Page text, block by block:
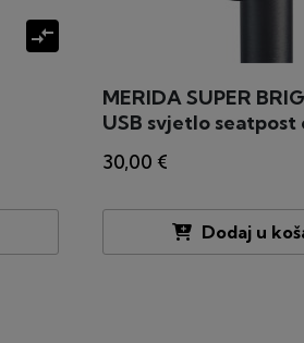
compare_arrows
MERIDA SUPER
USB svjetlo
30,00 €
Dodaj u